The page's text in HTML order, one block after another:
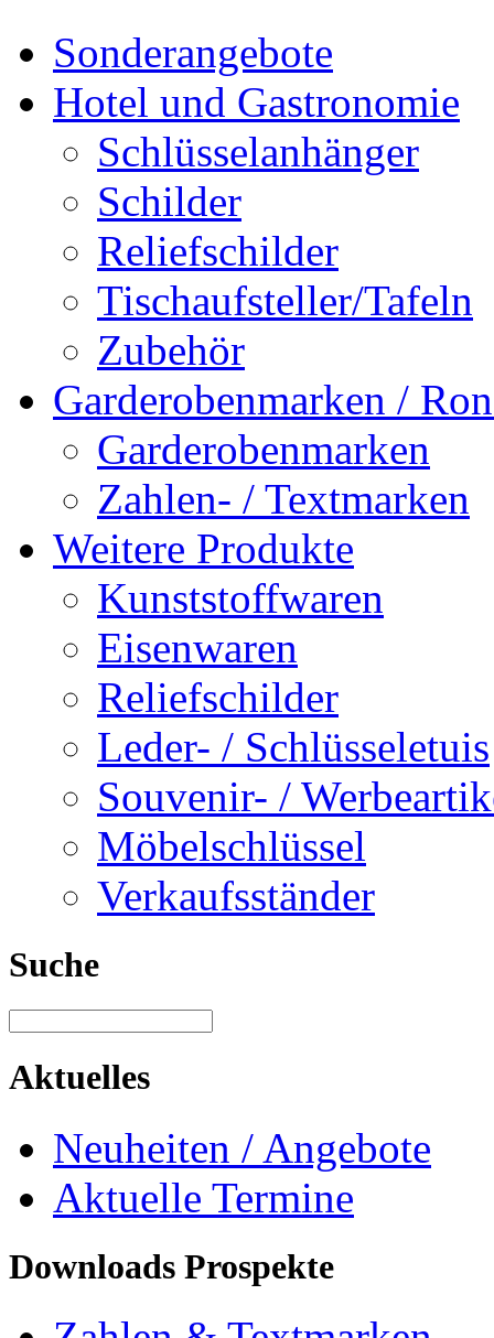
Sonderangebote
Hotel und Gastronomie
Schlüsselanhänger
Schilder
Reliefschilder
Tischaufsteller/Tafeln
Zubehör
Garderobenmarken /
Garderobenmarken
Zahlen- / Textmarken
Weitere Produkte
Kunststoffwaren
Eisenwaren
Reliefschilder
Leder- / Schlüsseletuis
Souvenir- /
Möbelschlüssel
Verkaufsständer
Suche
Aktuelles
Neuheiten / Angebote
Aktuelle Termine
Downloads Prospekte